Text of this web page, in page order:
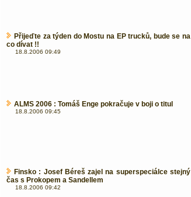
Přijeďte za týden do Mostu na EP trucků, bude se na
co dívat !!
18.8.2006 09:49
ALMS 2006 : Tomáš Enge pokračuje v boji o titul
18.8.2006 09:45
Finsko : Josef Béreš zajel na superspeciálce stejný
čas s Prokopem a Sandellem
18.8.2006 09:42